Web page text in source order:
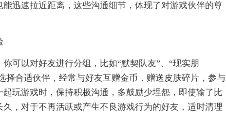
迅速拉近距离，这些沟通细节，体现了对游戏伙伴的尊
可以对好友进行分组，比如“默契队友”、“现实朋
择合适伙伴，经常与好友互赠金币，赠送皮肤碎片，参与
玩游戏时，保持积极沟通，多鼓励少埋怨，即使输了比
，对于不再活跃或产生不良游戏行为的好友，适时清理